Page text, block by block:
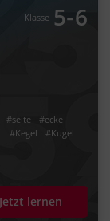
Klasse 5‐6
#seite
#ecke
#Kegel
#Kugel
Jetzt lernen